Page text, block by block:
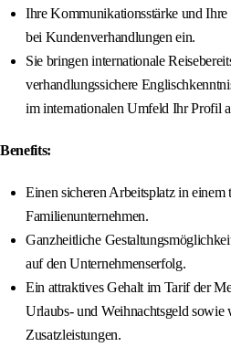
Ihre Kommunikationsstärke und
bei Kundenverhandlungen ein.
Sie bringen internationale
verhandlungssichere
im internationalen Umfeld Ihr Profil
Benefits:
Einen sicheren Arbeitsplatz in einem
Familienunternehmen.
Ganzheitliche
auf den Unternehmenserfolg.
Ein attraktives Gehalt im Tarif der
Urlaubs‑ und Weihnachtsgeld sowie
Zusatzleistungen.